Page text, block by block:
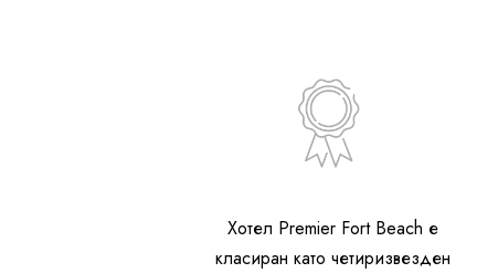
Хотел Premier Fort Beach е
класиран като четиризвезден